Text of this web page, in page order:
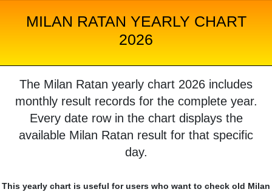
MILAN RATAN YEARLY CHART
2026
The Milan Ratan yearly chart 2026 includes
monthly result records for the complete year.
Every date row in the chart displays the
available Milan Ratan result for that specific
day.
This yearly chart is useful for users who want to check old Milan